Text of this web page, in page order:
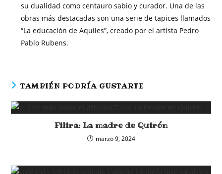
su dualidad como centauro sabio y curador. Una de las
obras más destacadas son una serie de tapices llamados
“La educación de Aquiles”, creado por el artista Pedro
Pablo Rubens.
TAMBIÉN PODRÍA GUSTARTE
Filira: La madre de Quirón
marzo 9, 2024